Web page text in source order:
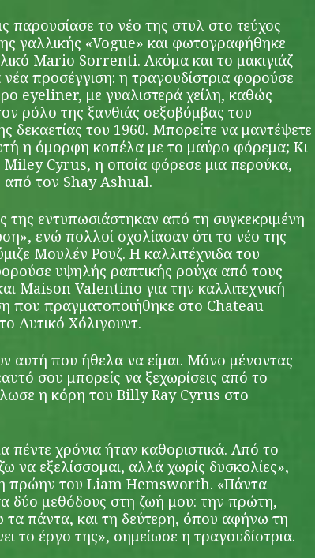
παρουσίασε το νέο της στυλ στο τεύχος
γαλλικής «Vogue» και φωτογραφήθηκε
Mario Sorrenti. Ακόμα και το μακιγιάζ
νέα προσέγγιση: η τραγουδίστρια φορούσε
eyeliner, με γυαλιστερά χείλη, καθώς
ρόλο της ξανθιάς σεξοβόμβας του
δεκαετίας του 1960. Μπορείτε να μαντέψετε
η όμορφη κοπέλα με το μαύρο φόρεμα; Κι
Miley Cyrus, η οποία φόρεσε μια περούκα,
από τον Shay Ashual.
της εντυπωσιάστηκαν από τη συγκεκριμένη
ενώ πολλοί σχολίασαν ότι το νέο της
Μουλέν Ρουζ. Η καλλιτέχνιδα του
υψηλής ραπτικής ρούχα από τους
Maison Valentino για την καλλιτεχνική
που πραγματοποιήθηκε στο Chateau
Δυτικό Χόλιγουντ.
αυτή που ήθελα να είμαι. Μόνο μένοντας
σου μπορείς να ξεχωρίσεις από το
η κόρη του Billy Ray Cyrus στο
πέντε χρόνια ήταν καθοριστικά. Από το
να εξελίσσομαι, αλλά χωρίς δυσκολίες»,
πρώην του Liam Hemsworth. «Πάντα
δύο μεθόδους στη ζωή μου: την πρώτη,
τα πάντα, και τη δεύτερη, όπου αφήνω τη
το έργο της», σημείωσε η τραγουδίστρια.